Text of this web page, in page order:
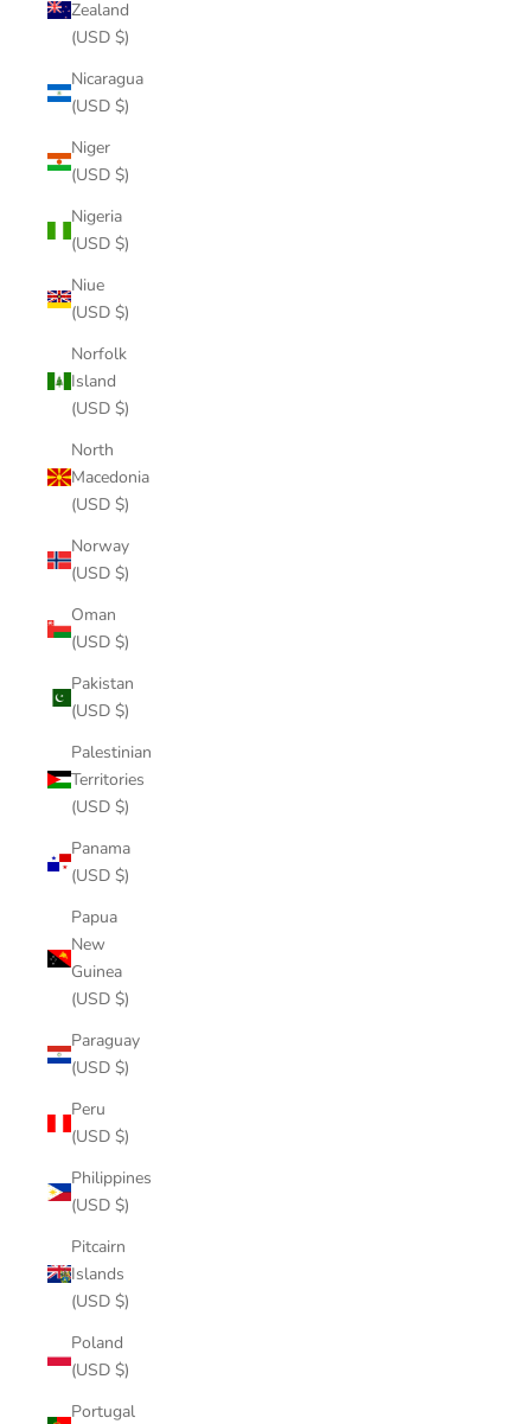
Zealand
(USD $)
Nicaragua
(USD $)
Niger
(USD $)
Nigeria
(USD $)
Niue
(USD $)
Norfolk
Island
(USD $)
North
Macedonia
(USD $)
Norway
(USD $)
Oman
(USD $)
Pakistan
(USD $)
Palestinian
Territories
(USD $)
Panama
(USD $)
Papua
New
Guinea
(USD $)
Paraguay
(USD $)
Peru
(USD $)
Philippines
(USD $)
Pitcairn
Islands
(USD $)
Poland
(USD $)
Portugal